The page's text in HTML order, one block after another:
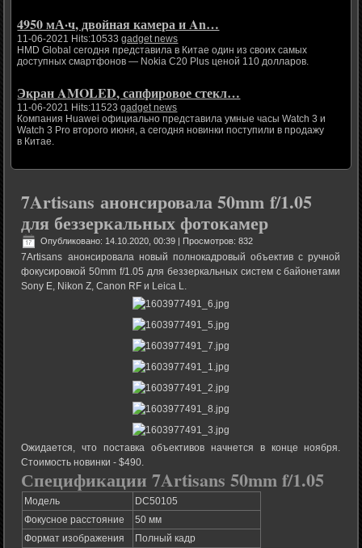
4950 мА·ч, двойная камера и An…
11-06-2021 Hits:10533gadget news
HMD Global сегодня представила в Китае один из своих самых
доступных смартфонов — Nokia C20 Plus ценой 110 долларов.
Экран AMOLED, сапфировое стекл…
11-06-2021 Hits:11523gadget news
Компания Huawei официально представила умные часы Watch 3 и
Watch 3 Pro второго июня, а сегодня новинки поступили в продажу
в Китае.
7Artisans анонсировала 50mm f/1.05
для беззеркальных фотокамер
Опубликовано: 14.10.2020, 00:39 | Просмотров: 832
7Artisans анонсировала новый полнокадровый объектив с ручной
фокусировкой 50mm f/1.05 для беззеркальных систем с байонетами
Sony E, Nikon Z, Canon RF и Leica L.
Ожидается, что поставка объективов начнется в конце ноября.
Стоимость новинки - $490.
Спецификации 7Artisans 50mm f/1.05
Модель
DC50105
Фокусное расстояние
50 мм
Формат изображения
Полный кадр